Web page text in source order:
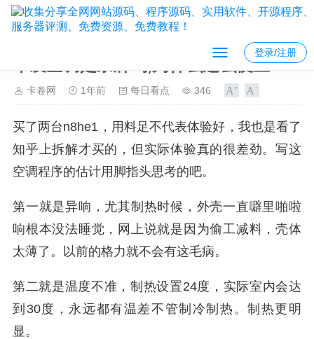
登录/注册
华凌空调是杂牌吗,为什么这么便宜？
卡卷网 1年前 每日看点 346
买了两台n8he1，用料足不代表体验好，我也是看了
知乎上拆解才买的，但实际体验真的很差劲。写这
空调程序的估计用脚指头思考的吧。
第一就是异响，尤其制热时候，外壳一直噼里啪啦
响根本没法睡觉，网上说就是因为偷工减料，壳体
太薄了。以前的格力就不会有这毛病。
第二就是温度不准，制热设置24度，实际室内会达
到30度，永远都有温差不管制冷制热。制热更明
显。